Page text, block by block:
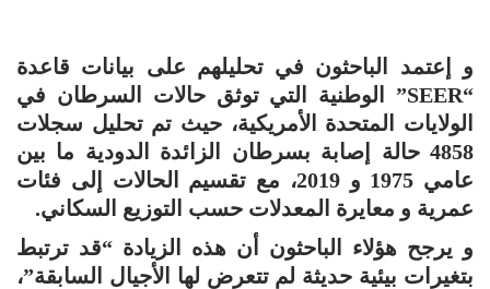
و إعتمد الباحثون في تحليلهم على بيانات قاعدة
“SEER” الوطنية التي توثق حالات السرطان في
الولايات المتحدة الأمريكية، حيث تم تحليل سجلات
4858 حالة إصابة بسرطان الزائدة الدودية ما بين
عامي 1975 و 2019، مع تقسيم الحالات إلى فئات
عمرية و معايرة المعدلات حسب التوزيع السكاني.
و يرجح هؤلاء الباحثون أن هذه الزيادة “قد ترتبط
بتغيرات بيئية حديثة لم تتعرض لها الأجيال السابقة”،